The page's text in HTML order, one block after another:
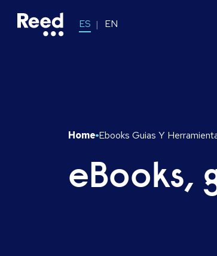
ES EN
Home Ebooks Guias Y
eBooks,